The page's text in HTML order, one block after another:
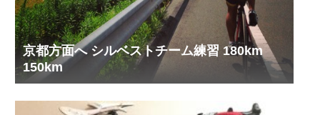
京都方面へ シルベストチーム練習 180km
150km